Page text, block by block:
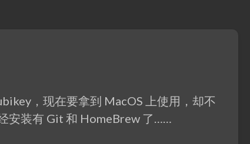
，现在要拿到 MacOS 上使用，却不
安装有 Git 和 HomeBrew 了……